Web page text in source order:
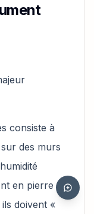
consiste à
des murs
en pierre
doivent «